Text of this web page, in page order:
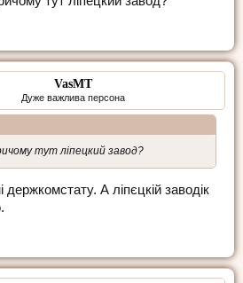
VasMT
Дуже важлива персона
тут ліпецкий завод?
держкомстату. А ліпєцкій заводік